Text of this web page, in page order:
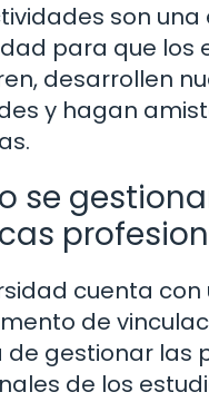
son una
para que los
desarrollen
y hagan
se
cuenta con
de
de gestionar las
de los